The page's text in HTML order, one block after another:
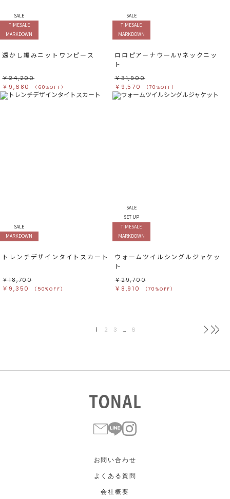
SALE
TIMESALE
MARKDOWN
透かし編みニットワンピース
￥24,200
￥9,680
（60%OFF）
SALE
TIMESALE
MARKDOWN
ロロピアーナウールVネックニッ
ト
￥31,900
￥9,570
（70%OFF）
SALE
MARKDOWN
トレンチデザインタイトスカート
￥18,700
￥9,350
（50%OFF）
SALE
SET UP
TIMESALE
MARKDOWN
ウォームツイルシングルジャケッ
ト
￥29,700
￥8,910
（70%OFF）
1 2 3 … 6 次へ
お問い合わせ
よくある質問
会社概要